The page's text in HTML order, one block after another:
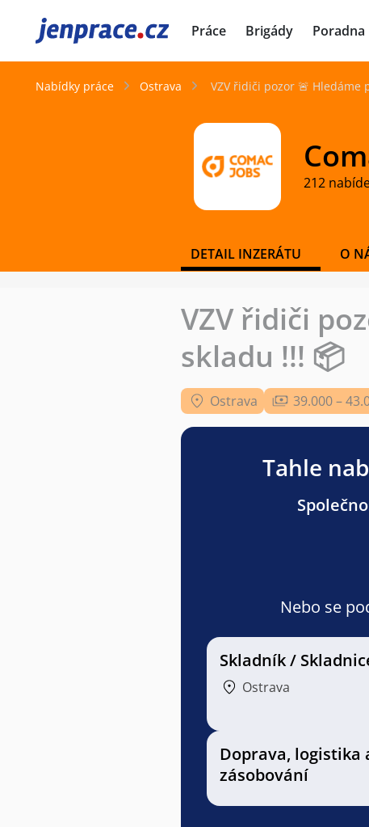
JenPráce.cz Práce Brigády Poradna
Nabídky práce Ostrava VZV řidiči pozor 🚨
212
DETAIL INZERÁTU O
VZV řidiči
skladu !!! 📦
Ostrava 39.000 –
Tahle
Nebo se
Skladník /
Ostrava
Doprava, logistika
zásobování